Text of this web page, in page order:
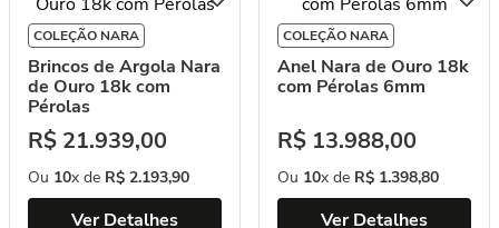
COLEÇÃO NARA
Brincos de Argola Nara
de Ouro 18k com
Pérolas
R$ 21.939,00
Ou 10x de R$ 2.193,90
Ver Detalhes
COLEÇÃO NARA
Anel Nara de Ouro 18k
com Pérolas 6mm
R$ 13.988,00
Ou 10x de R$ 1.398,80
Ver Detalhes